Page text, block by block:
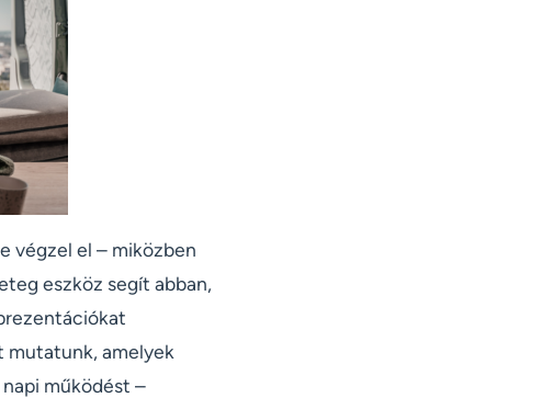
végzel el – miközben
eszköz segít abban,
mutatunk, amelyek
működést –